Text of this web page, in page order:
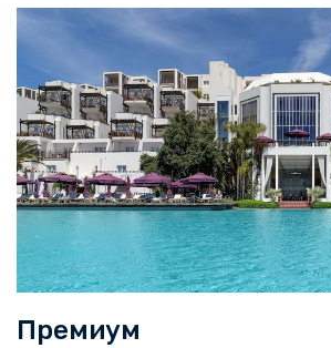
Премиум